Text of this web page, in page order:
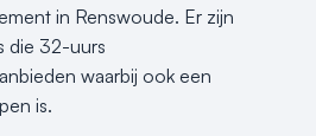
in Renswoude. Er zijn
die 32-uurs
waarbij ook een
is.